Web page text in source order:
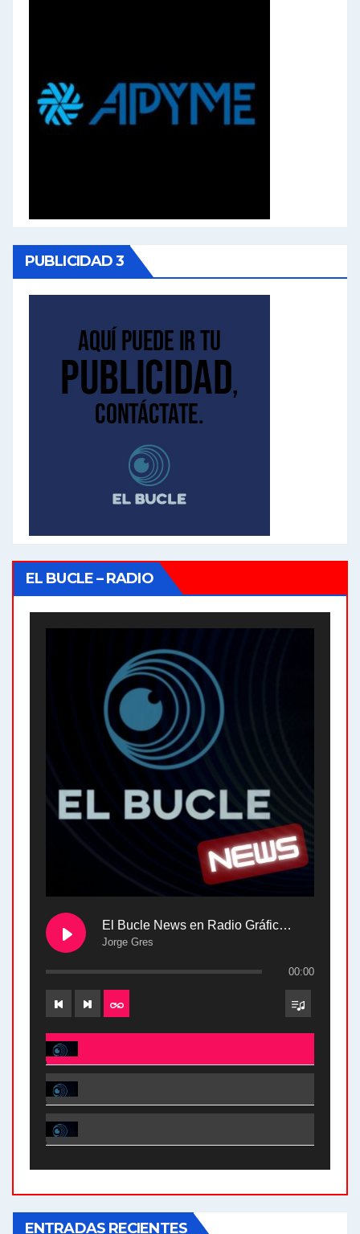
PUBLICIDAD 3
EL BUCLE – RADIO
El Bucle News en Radio Gráfica. Bloque 2 . 28.04.24
Jorge Gres
00:00
El Bucle News en Radio Gráfica. Bloque 2 . 28.04.24 - Jorge Gres
El Bucle News en Radio Gráfica. Bloque 1 . 28.04.24 - Jorge Gres
El Bucle News en Radio Gráfica. Bloque 2 . 21.04.24 - Jorge Gres
ENTRADAS RECIENTES